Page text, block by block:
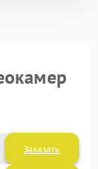
Заказать